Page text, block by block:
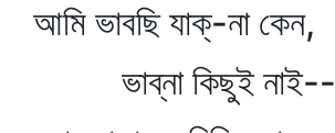
আমি ভাবছি যাক্‌-না কেন,
ভাব্‌না কিছুই নাই--